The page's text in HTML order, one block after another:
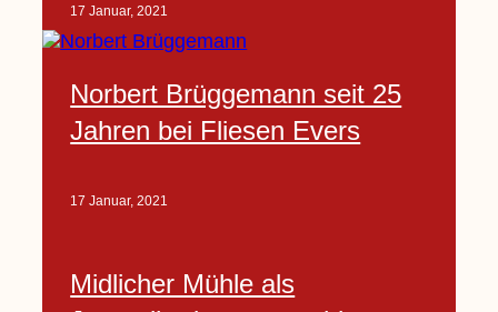
17 Januar, 2021
Norbert Brüggemann seit 25
Jahren bei Fliesen Evers
17 Januar, 2021
Midlicher Mühle als